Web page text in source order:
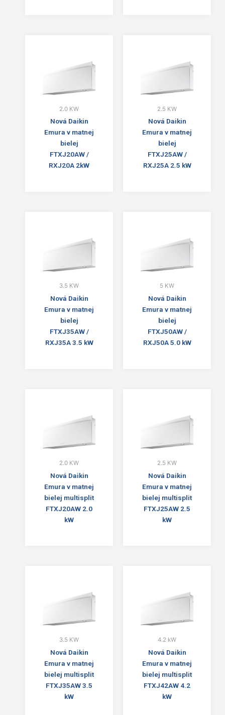
2.0 KW
Nová Daikin
Emura v matnej
bielej
FTXJ20AW /
RXJ20A 2kW
2.5 KW
Nová Daikin
Emura v matnej
bielej
FTXJ25AW /
RXJ25A 2.5 kW
3.5 KW
Nová Daikin
Emura v matnej
bielej
FTXJ35AW /
RXJ35A 3.5 kW
5 KW
Nová Daikin
Emura v matnej
bielej
FTXJ50AW /
RXJ50A 5.0 kW
2.0 KW
Nová Daikin
Emura v matnej
bielej multisplit
FTXJ20AW 2.0
kW
2.5 KW
Nová Daikin
Emura v matnej
bielej multisplit
FTXJ25AW 2.5
kW
3.5 KW
Nová Daikin
Emura v matnej
bielej multisplit
FTXJ35AW 3.5
kW
4.2 kW
Nová Daikin
Emura v matnej
bielej multisplit
FTXJ42AW 4.2
kW